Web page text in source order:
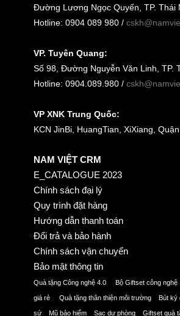
Đường Lương Ngọc Quyến, TP. Thái
Hotline: 0904 089 980 /
VP. Tuyên Quang:
Số 98, Đường Nguyễn Văn Linh, TP.
Hotline: 0904.089.980 /
VP XNK Trung Quốc:
KCN JinBi, HuangTian, XiXiang,
NAM VIỆT CRM
E_CATALOGUE 2023
Chính sách đại lý
Quy trình đặt hàng
Hướng dẫn thanh toán
Đổi trả và bảo hành
Chính sách vận chuyển
Bảo mật thông tin
Quà tặng Công nghệ 4.0 Bộ Giftset công
giá rẻ Quà tặng thân thiện môi trường Bút ký
sứ Mũ bảo hiểm Sạc dự phòng Giftset quà